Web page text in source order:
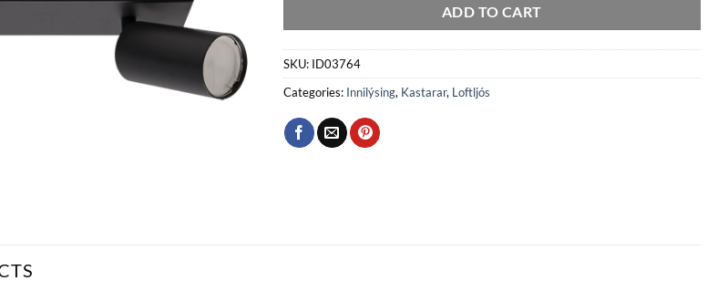
ADD TO CART
SKU: ID03764
Categories: Innilýsing, Kastarar, Loftljós